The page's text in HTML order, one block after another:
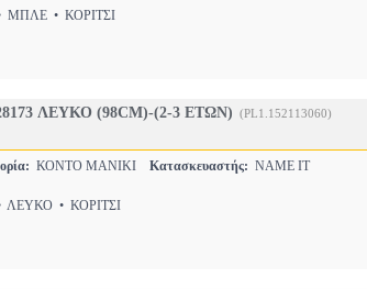
ΜΠΛΕ • ΚΟΡΙΤΣΙ
ΛΕΥΚΟ (98CM)-(2-3 ΕΤΩΝ) (PL1.152113060)
ΚΟΝΤΟ ΜΑΝΙΚΙ Κατασκευαστής: NAME IT
ΛΕΥΚΟ • ΚΟΡΙΤΣΙ